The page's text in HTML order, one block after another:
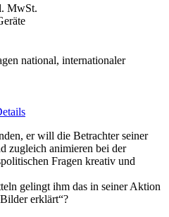
MwSt.
national, internationaler
er will die Betrachter seiner
zugleich animieren bei der
Fragen kreativ und
gelingt ihm das in seiner Aktion
erklärt“?